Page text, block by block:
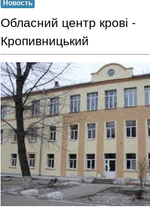
Новость
Обласний центр крові -
Кропивницький